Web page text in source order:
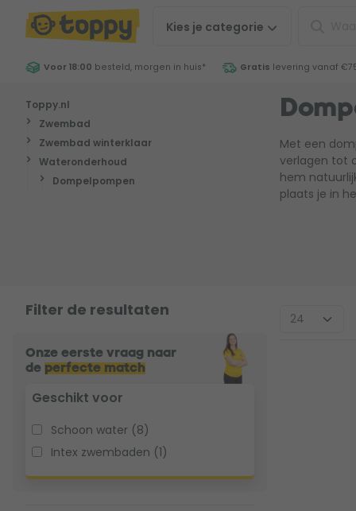
Kies je categorie
Voor 18:00 besteld, morgen in huis* Gratis levering vanaf
Toppy.nl
Zwembad
Zwembad winterklaar
Wateronderhoud
Dompelpompen
Met een
verlagen tot
hem
plaats je in
Filter de resultaten
Onze eerste vraag naar
de perfecte match
Geschikt voor
Schoon water (8)
Intex zwembaden (1)